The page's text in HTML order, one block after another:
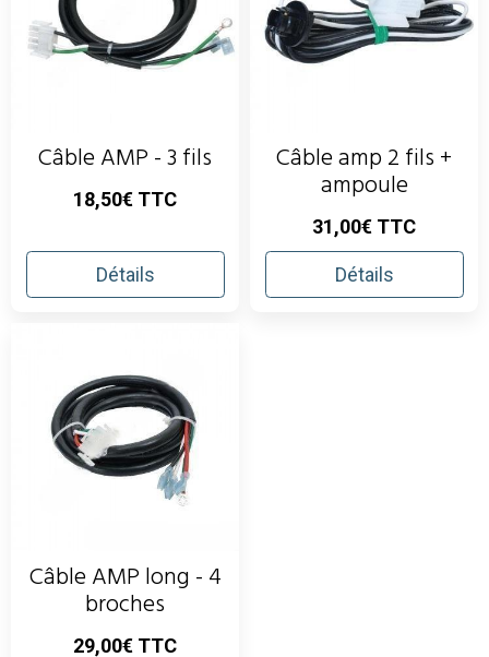
Câble AMP - 3 fils
18,50€ TTC
Détails
Câble amp 2 fils +
ampoule
31,00€ TTC
Détails
Câble AMP long - 4
broches
29,00€ TTC